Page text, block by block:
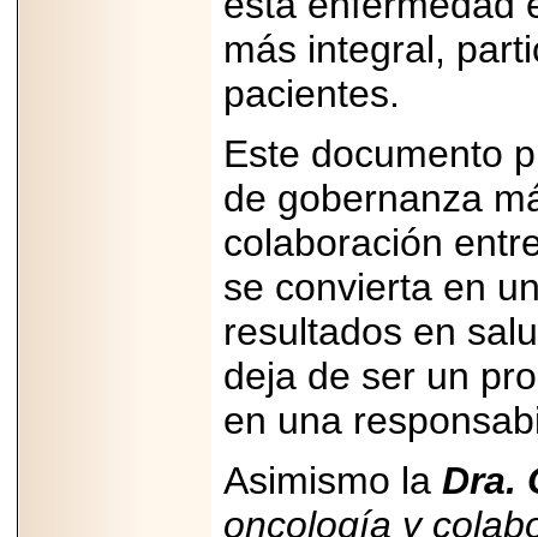
más integral,
pacientes.
Este documento
de gobernanza
colaboración
se convierta en
resultados en
deja de ser un
en una
Asimismo la Dra.
oncología y